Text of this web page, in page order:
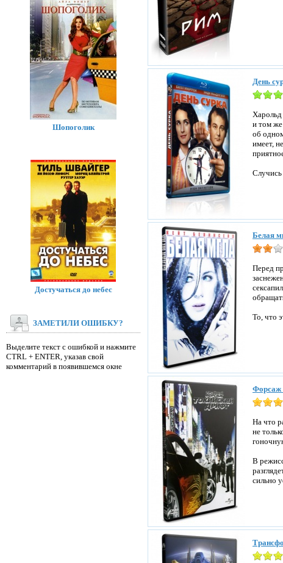
День
и том же
об
имеет,
Белая
Перед
То, что
Форсаж
На что
не
В
сильно
Шопоголик
Достучаться до небес
ЗАМЕТИЛИ ОШИБКУ?
Выделите текст с ошибкой и нажмите
CTRL + ENTER, указав свой
комментарий в появившемся окне